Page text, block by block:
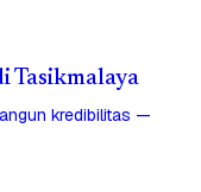
Tasikmalaya
kredibilitas —